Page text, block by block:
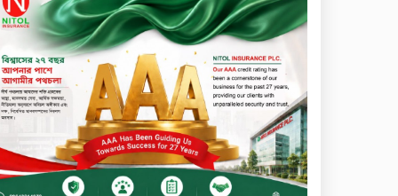
নড়াইলে বিএনপির ৬ নেতার
বহিষ্কারাদেশ প্রত্যাহার
দেশজুড়ে কেনাকাটায় সেরা অফার,
ব্র্যান্ড রাশ আওয়ার এবং
এক্সক্লুসিভ পেমেন্ট ডিসকাউন্ট নিয়ে
এলো দারাজ ৮.৮ গ্রেট ৮ সেল
টাঙ্গাইল জেলা পরিষদের ২৩লাখ
টাকার অনুদান বিতরণ